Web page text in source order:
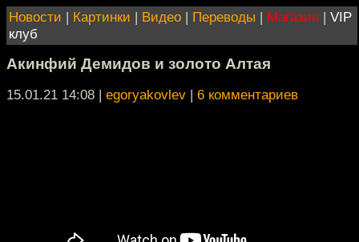
Новости | Картинки | Видео | Переводы | Магазин | VIP
клуб
Акинфий Демидов и золото Алтая
15.01.21 14:08 | egoryakovlev | 6 комментариев